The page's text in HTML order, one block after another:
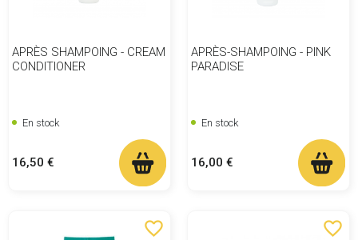
APRÈS SHAMPOING - CREAM
CONDITIONER
En stock
Prix
16,50 €
APRÈS-SHAMPOING - PINK
PARADISE
En stock
Prix
16,00 €
favorite_border favorite_border